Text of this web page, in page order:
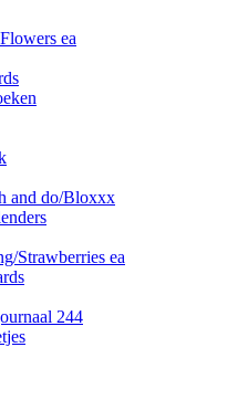
ea
and do/Bloxxx
Strawberries ea
244